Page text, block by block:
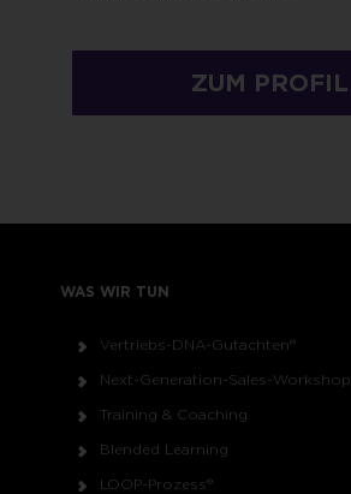
ZUM PROFIL
WAS WIR TUN
Vertriebs-DNA-Gutachten®
Next-Generation-Sales-Workshop
Training & Coaching
Blended Learning
LOOP-Prozess®